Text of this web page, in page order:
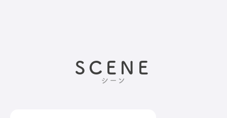
SCENE
シーン